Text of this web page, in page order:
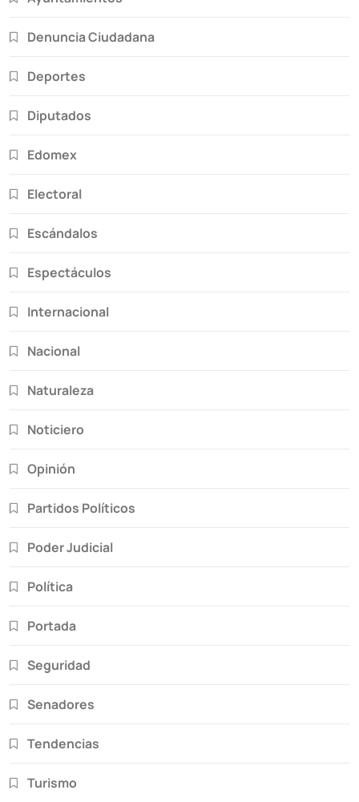
Denuncia Ciudadana
Deportes
Diputados
Edomex
Electoral
Escándalos
Espectáculos
Internacional
Nacional
Naturaleza
Noticiero
Opinión
Partidos Políticos
Poder Judicial
Política
Portada
Seguridad
Senadores
Tendencias
Turismo